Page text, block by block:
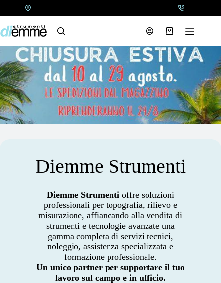
Carrello
Diemme Strumenti
Diemme Strumentioffre soluzioni
professionali per topografia, rilievo e
misurazione, affiancando alla vendita di
strumenti e tecnologie avanzate una
gamma completa di servizi tecnici,
noleggio, assistenza specializzata e
formazione professionale.
Un unico partner per supportare il tuo
lavoro sul campo e in ufficio.